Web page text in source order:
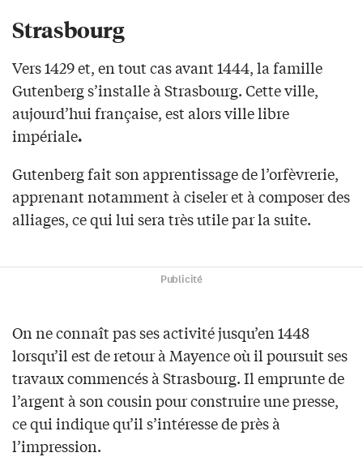
Strasbourg
Vers 1429 et, en tout cas avant 1444, la famille
Gutenberg s’installe à Strasbourg. Cette ville,
aujourd’hui française, est alors ville libre
impériale.
Gutenberg fait son apprentissage de l’orfèvrerie,
apprenant notamment à ciseler et à composer des
alliages, ce qui lui sera très utile par la suite.
Publicité
On ne connaît pas ses activité jusqu’en 1448
lorsqu’il est de retour à Mayence où il poursuit ses
travaux commencés à Strasbourg. Il emprunte de
l’argent à son cousin pour construire une presse,
ce qui indique qu’il s’intéresse de près à
l’impression.